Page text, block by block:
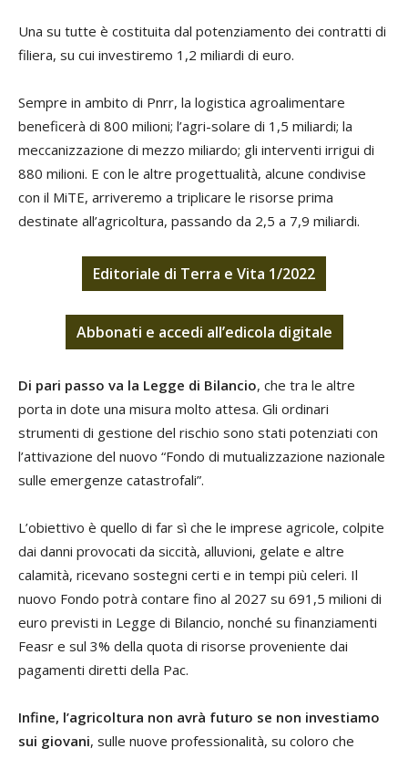
Una su tutte è costituita dal potenziamento dei contratti di
filiera, su cui investiremo 1,2 miliardi di euro.
Sempre in ambito di Pnrr, la logistica agroalimentare
beneficerà di 800 milioni; l’agri-solare di 1,5 miliardi; la
meccanizzazione di mezzo miliardo; gli interventi irrigui di
880 milioni. E con le altre progettualità, alcune condivise
con il MiTE, arriveremo a triplicare le risorse prima
destinate all’agricoltura, passando da 2,5 a 7,9 miliardi.
Editoriale di Terra e Vita 1/2022
Abbonati e accedi all’edicola digitale
Di pari passo va la Legge di Bilancio, che tra le altre
porta in dote una misura molto attesa. Gli ordinari
strumenti di gestione del rischio sono stati potenziati con
l’attivazione del nuovo “Fondo di mutualizzazione nazionale
sulle emergenze catastrofali”.
L’obiettivo è quello di far sì che le imprese agricole, colpite
dai danni provocati da siccità, alluvioni, gelate e altre
calamità, ricevano sostegni certi e in tempi più celeri. Il
nuovo Fondo potrà contare fino al 2027 su 691,5 milioni di
euro previsti in Legge di Bilancio, nonché su finanziamenti
Feasr e sul 3% della quota di risorse proveniente dai
pagamenti diretti della Pac.
Infine, l’agricoltura non avrà futuro se non investiamo
sui giovani, sulle nuove professionalità, su coloro che